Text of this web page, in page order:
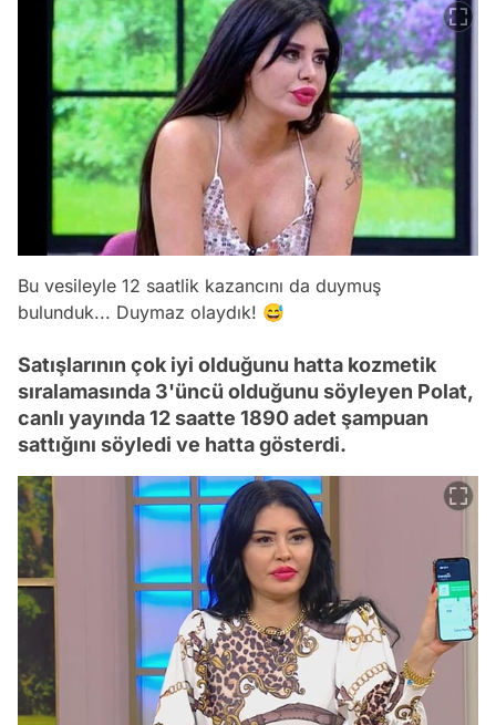
Bu vesileyle 12 saatlik kazancını da duymuş
bulunduk... Duymaz olaydık! 😅
Satışlarının çok iyi olduğunu hatta kozmetik
sıralamasında 3'üncü olduğunu söyleyen Polat,
canlı yayında 12 saatte 1890 adet şampuan
sattığını söyledi ve hatta gösterdi.